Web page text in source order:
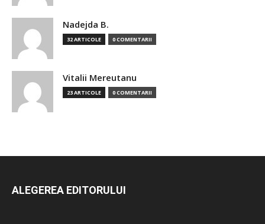
Nadejda B.
32 ARTICOLE 0 COMENTARII
Vitalii Mereutanu
23 ARTICOLE 0 COMENTARII
ALEGEREA EDITORULUI